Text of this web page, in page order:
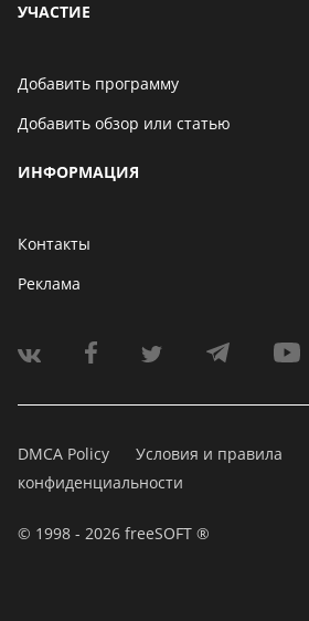
УЧАСТИЕ
Добавить программу
Добавить обзор или статью
ИНФОРМАЦИЯ
Контакты
Реклама
DMCA Policy Условия и правила
конфиденциальности
© 1998 - 2026 freeSOFT ®